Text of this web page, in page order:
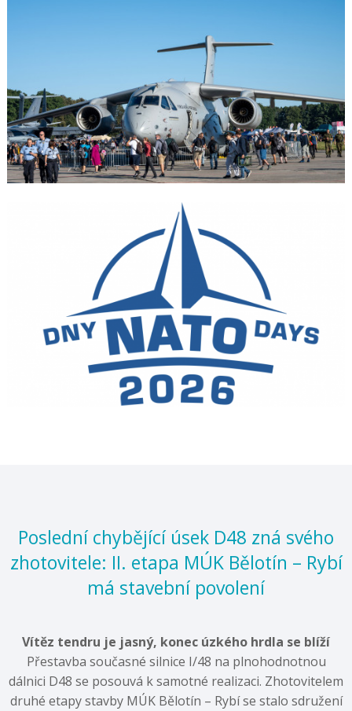
Poslední chybějící úsek D48 zná svého
zhotovitele: II. etapa MÚK Bělotín – Rybí
má stavební povolení
Vítěz tendru je jasný, konec úzkého hrdla se blíží
Přestavba současné silnice I/48 na plnohodnotnou
dálnici D48 se posouvá k samotné realizaci. Zhotovitelem
druhé etapy stavby MÚK Bělotín – Rybí se stalo sdružení